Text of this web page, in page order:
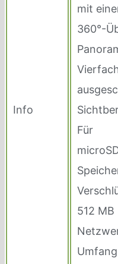
Info
mit
360°-
Für
512 MB